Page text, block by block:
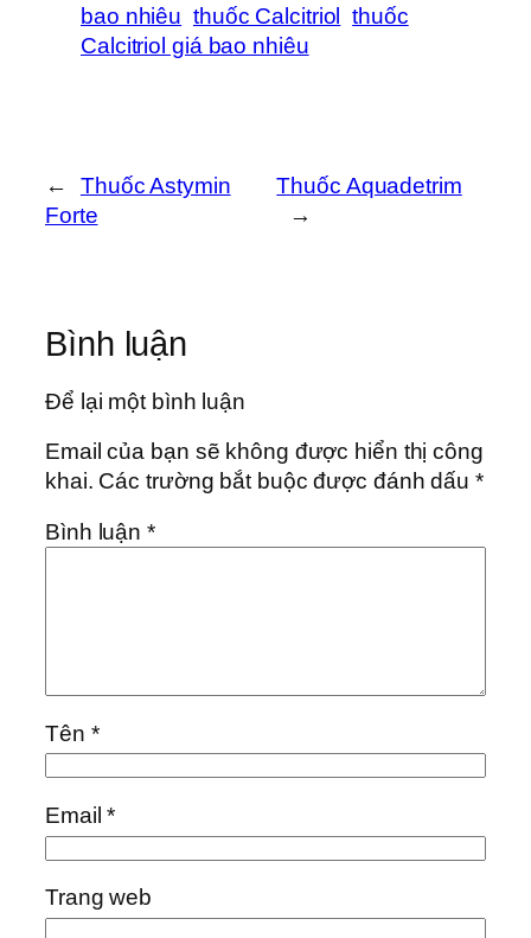
bao nhiêu thuốc Calcitriol
thuốc
Calcitriol giá bao nhiêu
←
Thuốc Astymin
Forte
Thuốc Aquadetrim
→
Bình luận
Để lại một bình luận
Email của bạn sẽ không được hiển thị công
khai. Các trường bắt buộc được đánh dấu*
Bình luận*
Tên *
Email*
Trang web